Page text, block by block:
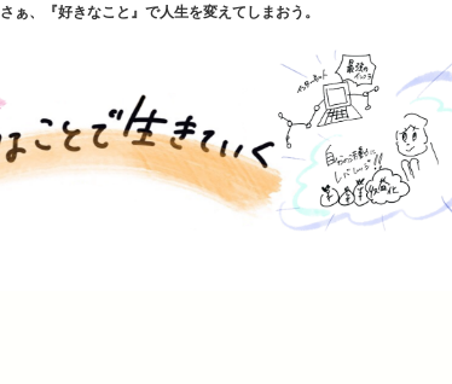
さぁ、『好きなこと』で人生を変えてしまおう。